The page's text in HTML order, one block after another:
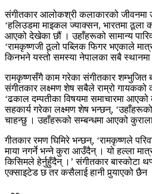
संगीतकार आलोकश्री कलाकारको जीवनमा
‘हलिउडमा माइकल ज्याक्सन, भारतमा ठूला
आएको देखेका छौं । उहाँहरूको सामान्य
‘रामकृष्णजी ठूलो पब्लिक फिगर भएकाले
किनभने यस्तो समस्या नेपालका सबै
रामकृष्णसँगै काम गरेका संगीतकार शम्भुजित
संगीतकार लक्ष्मण शेष सबैले राम्रो गायकको
‘ढकाल दम्पतीका विषयमा समाचारमा
सहकार्य गरेका लक्ष्मण शेष भन्छन्,
चाहन्छु । उहाँहरूको सम्बन्धमा आएको
गीतकार रमण घिमिरे भन्छन्, ‘रामकृष्णले
माया नगर्ने भन्ने कुरा आउँदैन् । यो हल्ला
किसिमले हेर्नुहुँदैन् ।’ संगीतकार बास्कोटा
एक्साइटेड छ तर कसैलाई हानी पुर्‍याएको छैन